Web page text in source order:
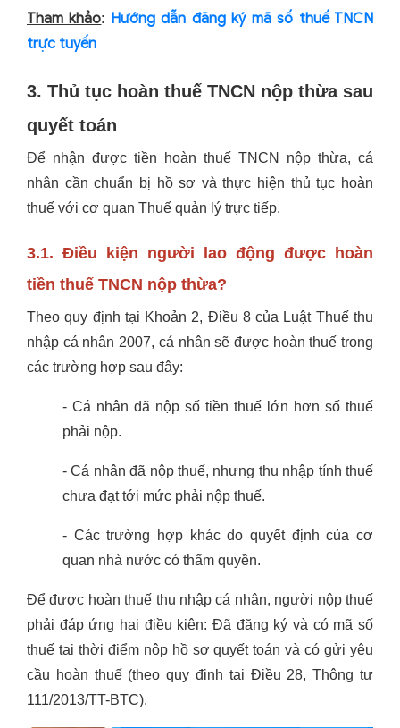
Tham khảo: Hướng dẫn đăng ký mã số thuế TNCN
trực tuyến
3. Thủ tục hoàn thuế TNCN nộp thừa sau
quyết toán
Để nhận được tiền hoàn thuế TNCN nộp thừa, cá
nhân cần chuẩn bị hồ sơ và thực hiện thủ tục hoàn
thuế với cơ quan Thuế quản lý trực tiếp.
3.1. Điều kiện người lao động được hoàn
tiền thuế TNCN nộp thừa?
Theo quy định tại Khoản 2, Điều 8 của Luật Thuế thu
nhập cá nhân 2007, cá nhân sẽ được hoàn thuế trong
các trường hợp sau đây:
- Cá nhân đã nộp số tiền thuế lớn hơn số thuế
phải nộp.
- Cá nhân đã nộp thuế, nhưng thu nhập tính thuế
chưa đạt tới mức phải nộp thuế.
- Các trường hợp khác do quyết định của cơ
quan nhà nước có thẩm quyền.
Để được hoàn thuế thu nhập cá nhân, người nộp thuế
phải đáp ứng hai điều kiện: Đã đăng ký và có mã số
thuế tại thời điểm nộp hồ sơ quyết toán và có gửi yêu
cầu hoàn thuế (theo quy định tại Điều 28, Thông tư
111/2013/TT-BTC).